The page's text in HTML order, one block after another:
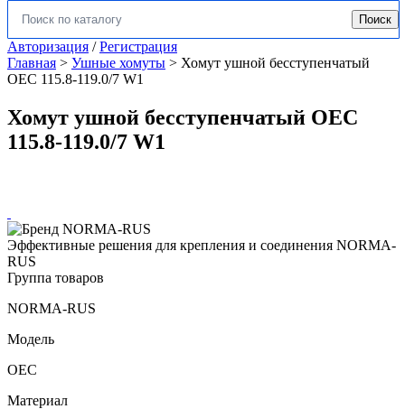
Искать: Поиск
Авторизация /Регистрация
Главная > Ушные хомуты > Хомут ушной бесступенчатый
OEC 115.8-119.0/7 W1
Хомут ушной бесступенчатый OEC
115.8-119.0/7 W1
Эффективные решения для крепления и соединения NORMA-
RUS
Группа товаров
NORMA-RUS
Модель
OEC
Материал